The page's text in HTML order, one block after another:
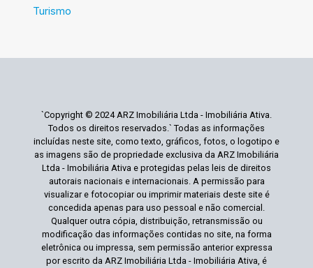
Turismo
`Copyright © 2024 ARZ Imobiliária Ltda - Imobiliária Ativa.
Todos os direitos reservados.` Todas as informações
incluídas neste site, como texto, gráficos, fotos, o logotipo e
as imagens são de propriedade exclusiva da ARZ Imobiliária
Ltda - Imobiliária Ativa e protegidas pelas leis de direitos
autorais nacionais e internacionais. A permissão para
visualizar e fotocopiar ou imprimir materiais deste site é
concedida apenas para uso pessoal e não comercial.
Qualquer outra cópia, distribuição, retransmissão ou
modificação das informações contidas no site, na forma
eletrônica ou impressa, sem permissão anterior expressa
por escrito da ARZ Imobiliária Ltda - Imobiliária Ativa, é